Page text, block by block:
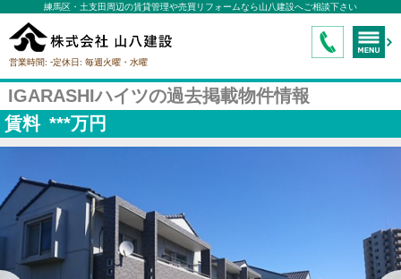
練馬区・土支田周辺の賃貸管理や売買リフォームなら山八建設へご相談下さい
営業時間: -定休日: 毎週火曜・水曜
IGARASHIハイツの過去掲載物件情報
賃料 ***万円